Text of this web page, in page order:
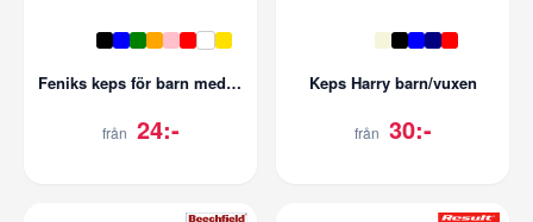
Feniks keps för barn med 5 paneler
från 24:-
Keps Harry barn/vuxen
från 30:-